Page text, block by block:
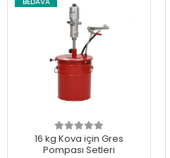
16 kg Kova için Gres
Pompası Setleri